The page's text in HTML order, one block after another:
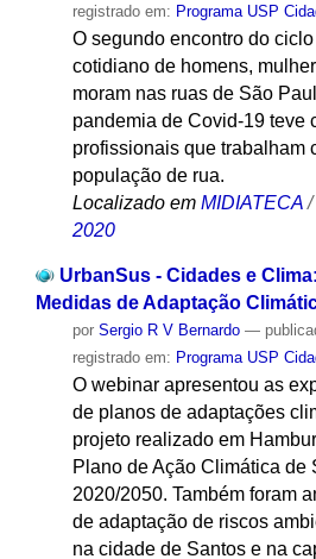
registrado em: Programa USP
O segundo encontro do
cotidiano de homens,
moram nas ruas de São
pandemia de Covid-19 teve
profissionais que trabalham
população de rua.
Localizado em MIDIATECA /
2020
UrbanSus - Cidades e
Medidas de Adaptação
por Sergio R V Bernardo —
registrado em: Programa USP
O webinar apresentou as
de planos de adaptações
projeto realizado em
Plano de Ação Climática de
2020/2050. Também foram
de adaptação de riscos
na cidade de Santos e na